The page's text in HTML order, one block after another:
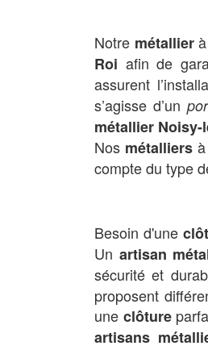
Notre métallierà
Roi afin de
assurent
s’agisse d’un
métallier Noisy-
Nos métalliersà
compte du type
Besoin d'une
Un artisan
sécurité et
proposent
une clôture
artisans